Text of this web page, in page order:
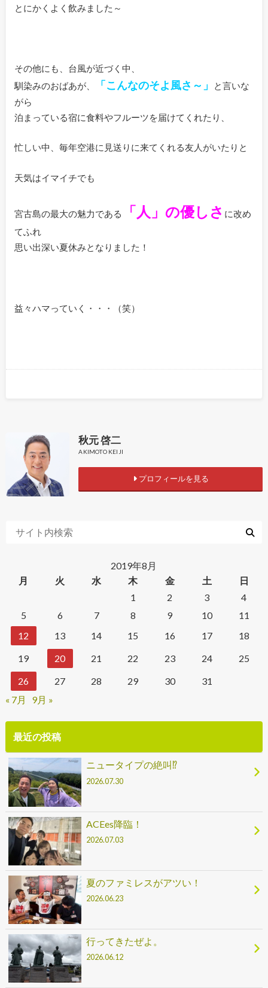
とにかくよく飲みました～
その他にも、台風が近づく中、
馴染みのおばあが、
「こんなのそよ風さ～」
と言いな
がら
泊まっている宿に食料やフルーツを届けてくれたり、
忙しい中、毎年空港に見送りに来てくれる友人がいたりと
天気はイマイチでも
宮古島の最大の魅力である 「人」の優しさ に改め
てふれ
思い出深い夏休みとなりました！
益々ハマっていく・・・（笑）
秋元 啓二
AKIMOTO KEIJI
プロフィールを見る
2019年8月
月
火 水 木 金 土
日
1
2 3
4
5
6 7 8 9 10
11
12
13 14 15 16 17
18
19
20 21 22 23 24
25
26
27 28 29 30
31
« 7月
9月 »
最近の投稿
ニュータイプの絶叫⁉
2026.07.30
ACEes降臨！
2026.07.03
夏のファミレスがアツい！
2026.06.23
行ってきたぜよ。
2026.06.12